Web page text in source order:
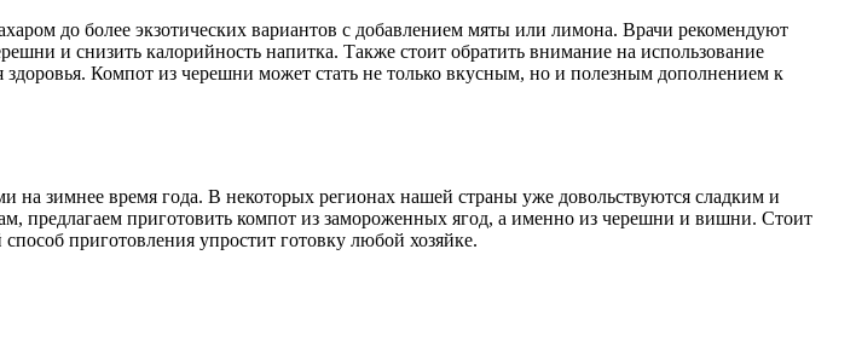
до более экзотических вариантов с добавлением мяты или лимона. Врачи рекомендуют
и снизить калорийность напитка. Также стоит обратить внимание на использование
Компот из черешни может стать не только вкусным, но и полезным дополнением к
на зимнее время года. В некоторых регионах нашей страны уже довольствуются сладким и
предлагаем приготовить компот из замороженных ягод, а именно из черешни и вишни. Стоит
приготовления упростит готовку любой хозяйке.